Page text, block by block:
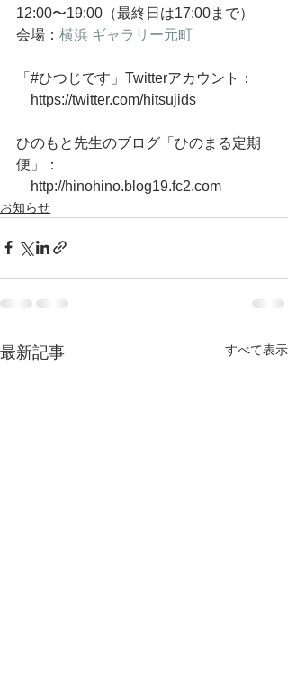
12:00〜19:00（最終日は17:00まで）
会場： 横浜 ギャラリー元町
「#ひつじです」Twitterアカウント：
https://twitter.com/hitsujids
ひのもと先生のブログ「ひのまる定期
便」：
http://hinohino.blog19.fc2.com
お知らせ
最新記事 すべて表示